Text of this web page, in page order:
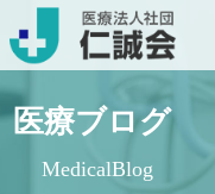
医療ブログ
MedicalBlog